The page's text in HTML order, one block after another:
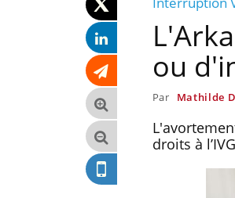
ou
Par Mathilde
droits à